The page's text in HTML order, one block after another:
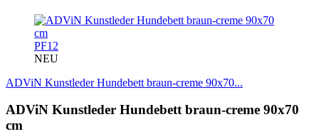
PF12
NEU
ADViN Kunstleder Hundebett braun-creme 90x70...
ADViN Kunstleder Hundebett braun-creme 90x70
cm